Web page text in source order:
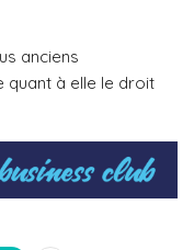
anciens
quant à elle le droit